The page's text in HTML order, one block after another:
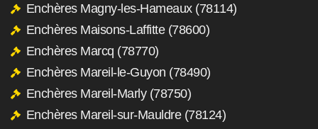
Enchères Magny-les-Hameaux (78114)
Enchères Maisons-Laffitte (78600)
Enchères Marcq (78770)
Enchères Mareil-le-Guyon (78490)
Enchères Mareil-Marly (78750)
Enchères Mareil-sur-Mauldre (78124)